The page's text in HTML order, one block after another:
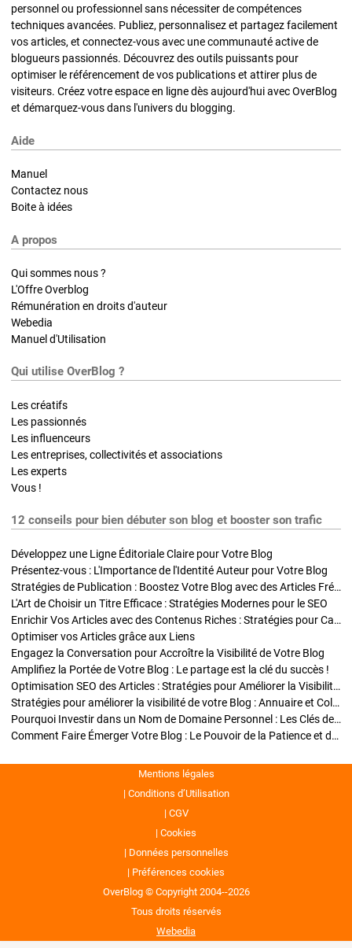
personnel ou professionnel sans nécessiter de compétences
techniques avancées. Publiez, personnalisez et partagez facilement
vos articles, et connectez-vous avec une communauté active de
blogueurs passionnés. Découvrez des outils puissants pour
optimiser le référencement de vos publications et attirer plus de
visiteurs. Créez votre espace en ligne dès aujourd'hui avec OverBlog
et démarquez-vous dans l'univers du blogging.
Aide
Manuel
Contactez nous
Boite à idées
A propos
Qui sommes nous ?
L'Offre Overblog
Rémunération en droits d'auteur
Webedia
Manuel d'Utilisation
Qui utilise OverBlog ?
Les créatifs
Les passionnés
Les influenceurs
Les entreprises, collectivités et associations
Les experts
Vous !
12 conseils pour bien débuter son blog et booster son trafic
Développez une Ligne Éditoriale Claire pour Votre Blog
Présentez-vous : L'Importance de l'Identité Auteur pour Votre Blog
Stratégies de Publication : Boostez Votre Blog avec des Articles Fréquents et Exclusifs
L'Art de Choisir un Titre Efficace : Stratégies Modernes pour le SEO
Enrichir Vos Articles avec des Contenus Riches : Stratégies pour Captiver et Optimiser
Optimiser vos Articles grâce aux Liens
Engagez la Conversation pour Accroître la Visibilité de Votre Blog
Amplifiez la Portée de Votre Blog : Le partage est la clé du succès !
Optimisation SEO des Articles : Stratégies pour Améliorer la Visibilité de Votre Blog
Stratégies pour améliorer la visibilité de votre Blog : Annuaire et Collaborations
Pourquoi Investir dans un Nom de Domaine Personnel : Les Clés de la Réussite de Votre Blog
Comment Faire Émerger Votre Blog : Le Pouvoir de la Patience et de la Persévérance
Mentions légales
Conditions d’Utilisation
CGV
Cookies
Données personnelles
Préférences cookies
OverBlog © Copyright 2004--2026
Tous droits réservés
Webedia